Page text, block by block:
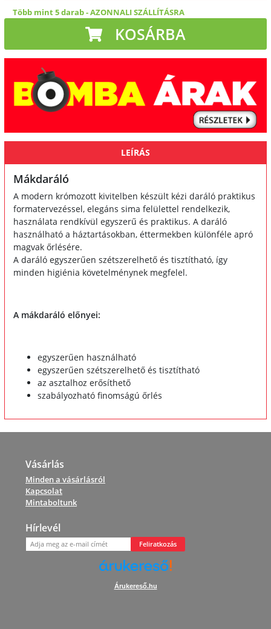
Több mint 5 darab-AZONNALI SZÁLLÍTÁSRA
KOSÁRBA
LEÍRÁS
Mákdaráló
A modern krómozott kivitelben készült kézi daráló praktikus
formatervezéssel, elegáns sima felülettel rendelkezik,
használata rendkívül egyszerű és praktikus. A daráló
használható a háztartásokban, éttermekben különféle apró
magvak őrlésére.
A daráló egyszerűen szétszerelhető és tisztítható, így
minden higiénia követelménynek megfelel.
A mákdaráló előnyei:
egyszerűen használható
egyszerűen szétszerelhető és tisztítható
az asztalhoz erősíthető
szabályozható finomságú őrlés
Vásárlás
Minden a vásárlásról
Kapcsolat
Mintaboltunk
Hírlevél
Feliratkozás
Árukereső.hu